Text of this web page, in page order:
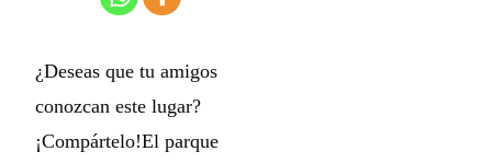
¿Deseas que tu amigos
conozcan este lugar?
¡Compártelo!El parque